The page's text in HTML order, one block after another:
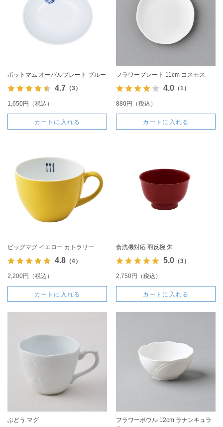
ポットマム オーバルプレート ブルー
4.7 （3）
1,650円（税込）
カートに入れる
フラワープレート 11cm コスモス
4.0（1）
880円（税込）
カートに入れる
ビッグマグ イエロー カトラリー
4.8（4）
2,200円（税込）
カートに入れる
食洗機対応 羽反椀 朱
5.0（3）
2,750円（税込）
カートに入れる
ぶどう マグ
フラワーボウル 12cm ラナンキュラ